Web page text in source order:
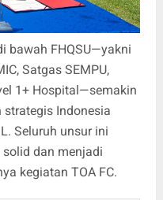
bawah FHQSU—yakni
Satgas SEMPU,
1+ Hospital—semakin
strategis Indonesia
Seluruh unsur ini
dan menjadi
kegiatan TOA FC.